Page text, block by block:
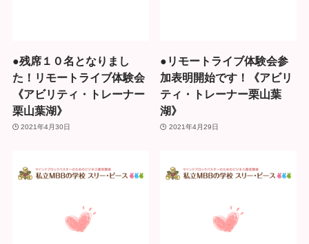
●残席１０名となりまし
た！リモートライブ体験会
《アビリティ・トレーナー
栗山葉湖》
2021年4月30日
●リモートライブ体験会参
加表明開始です！《アビリ
ティ・トレーナー栗山葉
湖》
2021年4月29日